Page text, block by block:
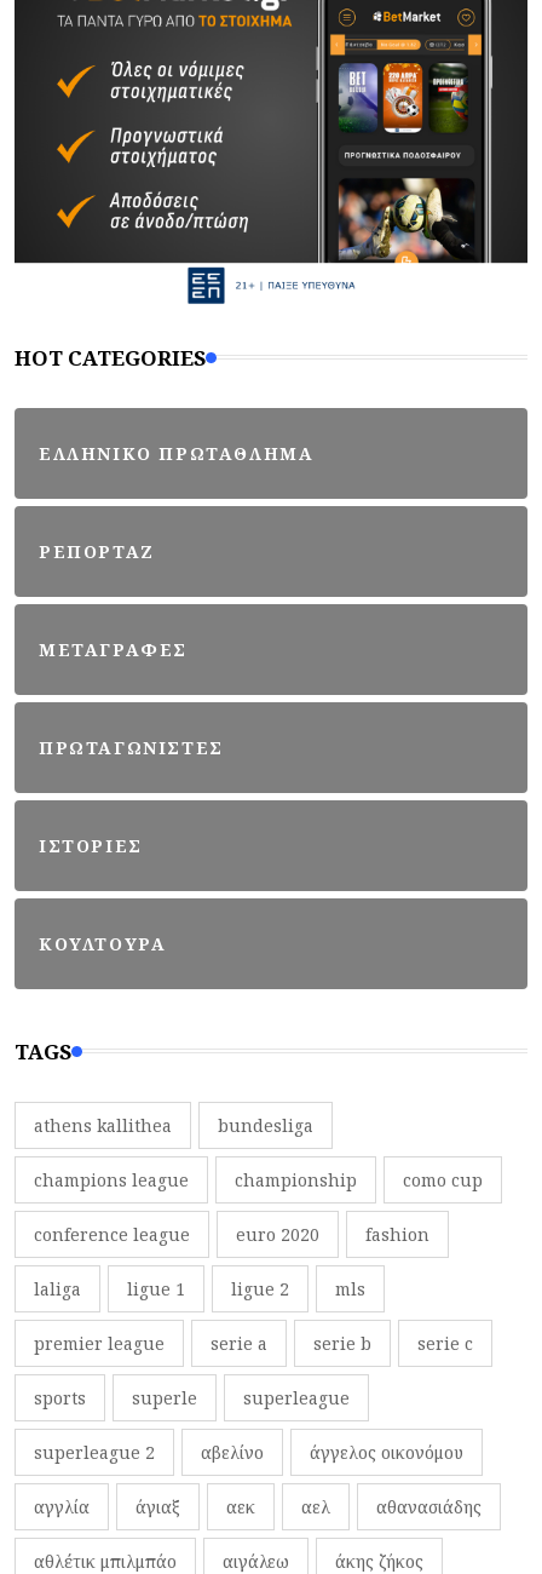
HOT CATEGORIES
ΕΛΛΗΝΙΚΟ ΠΡΩΤΑΘΛΗΜΑ
ΡΕΠΟΡΤΑΖ
ΜΕΤΑΓΡΑΦΕΣ
ΠΡΩΤΑΓΩΝΙΣΤΕΣ
ΙΣΤΟΡΙΕΣ
ΚΟΥΛΤΟΥΡΑ
TAGS
athens kallithea bundesliga
champions league championship como cup
conference league euro 2020 fashion
laliga ligue 1 ligue 2 mls
premier league serie a serie b serie c
sports superle superleague
superleague 2 αβελίνο άγγελος οικονόμου
αγγλία άγιαξ αεκ αελ αθανασιάδης
αθλέτικ μπιλμπάο αιγάλεω άκης ζήκος